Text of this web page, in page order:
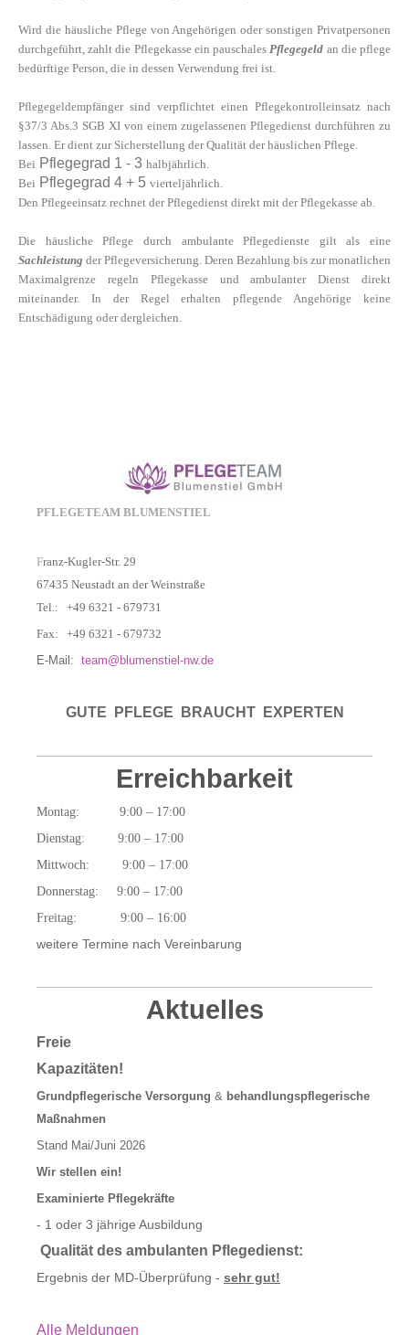
Wird die häusliche Pflege von Angehörigen oder sonstigen Privatpersonen
durchgeführt, zahlt die Pflegekasse ein pauschalesPflegegeld an die pflege
bedürftige Person, die in dessen Verwendung frei ist.
Pflegegeldempfänger sind verpflichtet einen Pflegekontrolleinsatz nach
§37/3 Abs.3 SGB XI von einem zugelassenen Pflegedienst durchführen zu
lassen. Er dient zur Sicherstellung der Qualität der häuslichen Pflege.
Bei Pflegegrad 1 - 3 halbjährlich.
Bei Pflegegrad 4 + 5 vierteljährlich.
Den Pflegeeinsatz rechnet der Pflegedienst direkt mit der Pflegekasse ab.
Die häusliche Pflege durch ambulante Pflegedienste gilt als eine
Sachleistung der Pflegeversicherung. Deren Bezahlung bis zur monatlichen
Maximalgrenze regeln Pflegekasse und ambulanter Dienst direkt
miteinander. In der Regel erhalten pflegende Angehörige keine
Entschädigung oder dergleichen.
PFLEGETEAM BLUMENSTIEL
Franz-Kugler-Str. 29
67435 Neustadt an der Weinstraße
Tel.: +49 6321 - 679731
Fax: +49 6321 - 679732
E-Mail: team@blumenstiel-nw.de
GUTE PFLEGE BRAUCHT EXPERTEN
Erreichbarkeit
Montag: 9:00 – 17:00
Dienstag: 9:00 – 17:00
Mittwoch: 9:00 – 17:00
Donnerstag: 9:00 – 17:00
Freitag: 9:00 – 16:00
weitere Termine nach Vereinbarung
Aktuelles
Freie
Kapazitäten!
Grundpflegerische Versorgung & behandlungspflegerische
Maßnahmen
Stand Mai/Juni 2026
Wir stellen ein!
Examinierte Pflegekräfte
- 1 oder 3 jährige Ausbildung
Qualität des ambulanten Pflegedienst:
Ergebnis der MD-Überprüfung - sehr gut!
Alle Meldungen